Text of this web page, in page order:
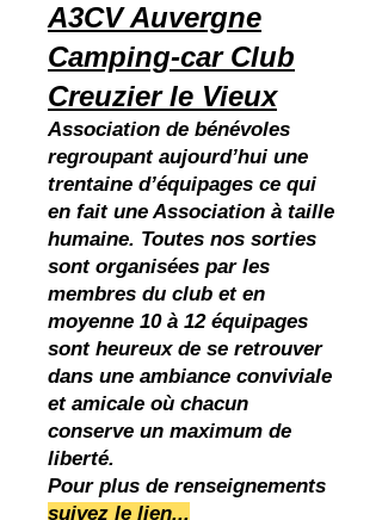
A3CV Auvergne
Camping-car Club
Creuzier le Vieux
Association de bénévoles
regroupant aujourd’hui une
trentaine d’équipages ce qui
en fait une Association à taille
humaine. Toutes nos sorties
sont organisées par les
membres du club et en
moyenne 10 à 12 équipages
sont heureux de se retrouver
dans une ambiance conviviale
et amicale où chacun
conserve un maximum de
liberté.
Pour plus de renseignements
suivez le lien...